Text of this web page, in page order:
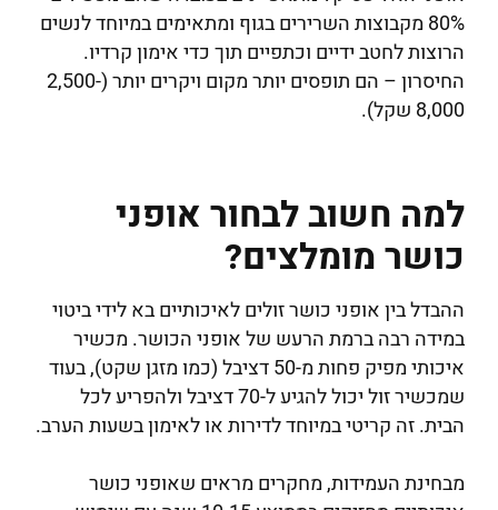
80% מקבוצות השרירים בגוף ומתאימים במיוחד לנשים
הרוצות לחטב ידיים וכתפיים תוך כדי אימון קרדיו.
החיסרון – הם תופסים יותר מקום ויקרים יותר (2,500-
8,000 שקל).
למה חשוב לבחור אופני
כושר מומלצים?
ההבדל בין אופני כושר זולים לאיכותיים בא לידי ביטוי
במידה רבה ברמת הרעש של אופני הכושר. מכשיר
איכותי מפיק פחות מ-50 דציבל (כמו מזגן שקט), בעוד
שמכשיר זול יכול להגיע ל-70 דציבל ולהפריע לכל
הבית. זה קריטי במיוחד לדירות או לאימון בשעות הערב.
מבחינת העמידות, מחקרים מראים שאופני כושר